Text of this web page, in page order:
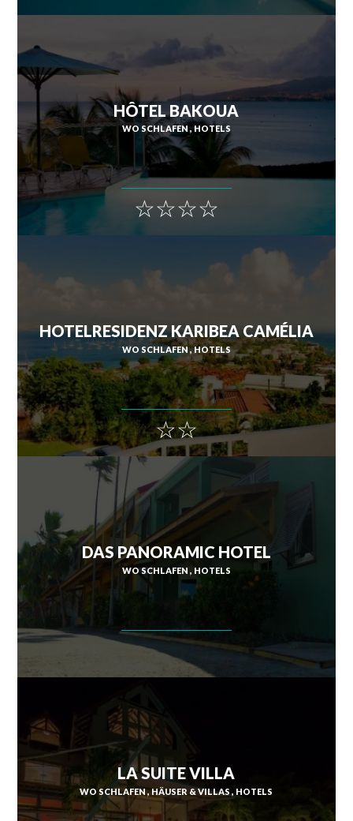
HÔTEL BAKOUA
☆☆☆☆
WO SCHLAFEN HOTELS
HOTELRESIDENZ KARIBEA CAMÉLIA
☆☆
WO SCHLAFEN HOTELS
DAS PANORAMIC HOTEL
WO SCHLAFEN HOTELS
LA SUITE VILLA
WO SCHLAFEN HÄUSER & VILLAS HOTELS